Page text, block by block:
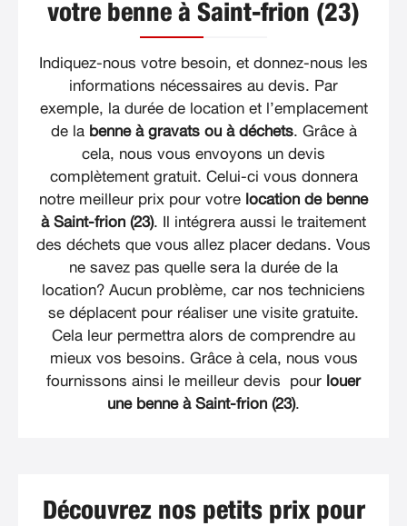
votre benne à Saint-frion (23)
Indiquez-nous votre besoin, et donnez-nous les
informations nécessaires au devis. Par
exemple, la durée de location et l’emplacement
de la benne à gravats ou à déchets. Grâce à
cela, nous vous envoyons un devis
complètement gratuit. Celui-ci vous donnera
notre meilleur prix pour votre location de benne
à Saint-frion (23). Il intégrera aussi le traitement
des déchets que vous allez placer dedans. Vous
ne savez pas quelle sera la durée de la
location? Aucun problème, car nos techniciens
se déplacent pour réaliser une visite gratuite.
Cela leur permettra alors de comprendre au
mieux vos besoins. Grâce à cela, nous vous
fournissons ainsi le meilleur devis pour louer
une benne à Saint-frion (23).
Découvrez nos petits prix pour